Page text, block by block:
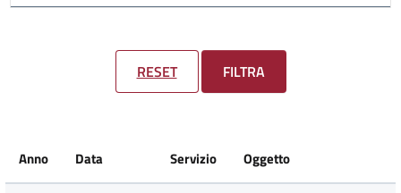
RESET FILTRA
Anno Data Servizio Oggetto